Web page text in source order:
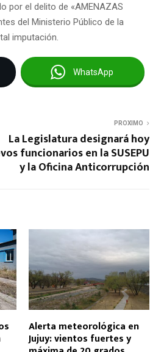
por el delito de «AMENAZAS
del Ministerio Público de la
imputación.
WhatsApp
PROXIMO
La Legislatura designará hoy
funcionarios en la SUSEPU
y la Oficina Anticorrupción
Alerta meteorológica en
Jujuy: vientos fuertes y